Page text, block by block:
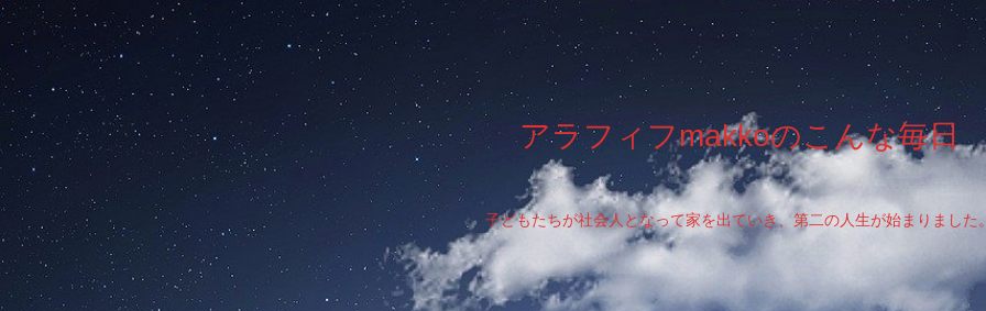
アラフィフmakkoのこんな毎日
子どもたちが社会人となって家を出ていき、第二の人生が始まりました。